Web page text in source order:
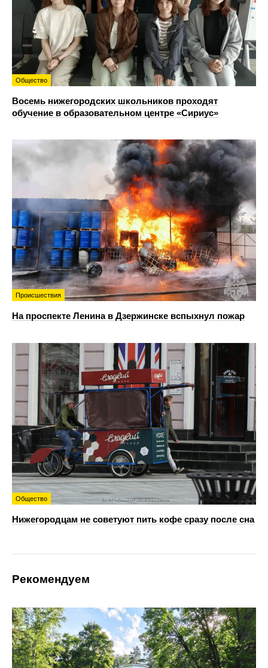
Общество
Восемь нижегородских школьников проходят
обучение в образовательном центре «Сириус»
Происшествия
На проспекте Ленина в Дзержинске вспыхнул пожар
Общество
Нижегородцам не советуют пить кофе сразу после сна
Рекомендуем